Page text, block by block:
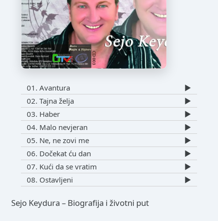
01. Avantura
▶️
02. Tajna želja
▶️
03. Haber
▶️
04. Malo nevjeran
▶️
05. Ne, ne zovi me
▶️
06. Dočekat ću dan
▶️
07. Kući da se vratim
▶️
08. Ostavljeni
▶️
Sejo Keydura – Biografija i životni put